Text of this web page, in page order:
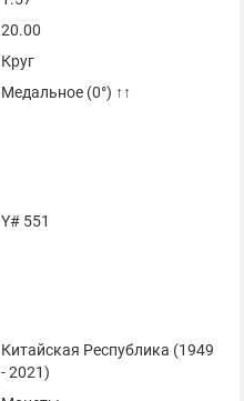
20.00
Круг
Медальное (0°) ↑↑
Y# 551
Китайская Республика (1949
- 2021)